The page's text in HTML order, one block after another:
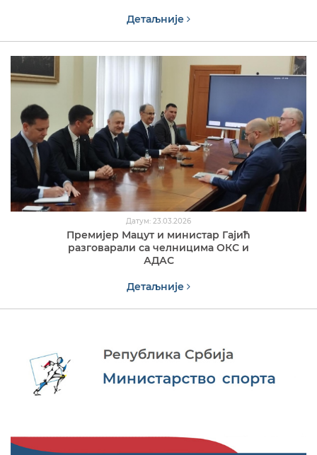
Детаљније
Датум: 23.03.2026
Премијер Мацут и министар Гајић
разговарали са челницима ОКС и
АДАС
Детаљније